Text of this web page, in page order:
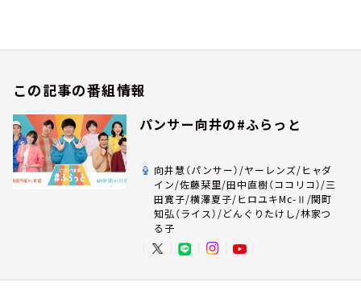
この記事の番組情報
パンサー向井の#ふらっと
向井慧（パンサー）/ヤーレンズ/ヒャダ
イン/佐藤栞里/田中直樹（ココリコ）/三
田寛子/横澤夏子/ヒロユキMc-Ⅱ/関町
知弘（ライス）/どんぐりたけし/林家つ
る子